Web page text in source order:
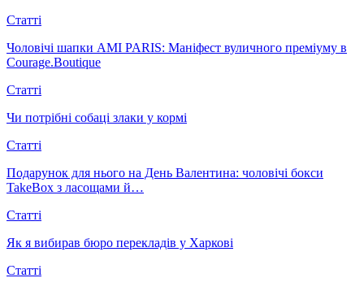
Статті
Чоловічі шапки AMI PARIS: Маніфест вуличного преміуму в
Courage.Boutique
Статті
Чи потрібні собаці злаки у кормі
Статті
Подарунок для нього на День Валентина: чоловічі бокси
TakeBox з ласощами й…
Статті
Як я вибирав бюро перекладів у Харкові
Статті